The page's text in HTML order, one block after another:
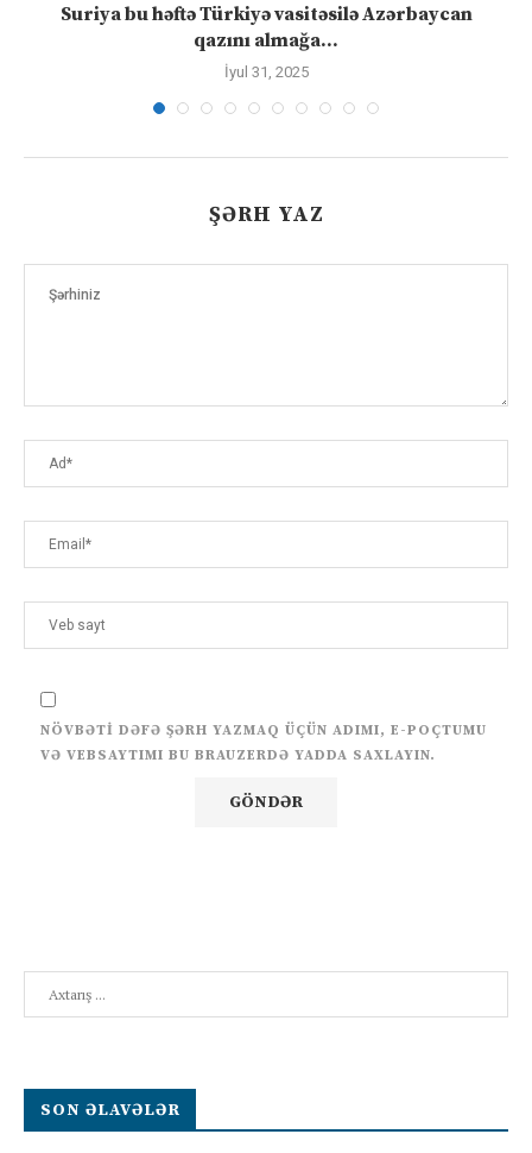
Suriya bu həftə Türkiyə vasitəsilə Azərbaycan
qazını almağa...
İyul 31, 2025
ŞƏRH YAZ
NÖVBƏTI DƏFƏ ŞƏRH YAZMAQ ÜÇÜN ADIMI, E-POÇTUMU
VƏ VEBSAYTIMI BU BRAUZERDƏ YADDA SAXLAYIN.
SON ƏLAVƏLƏR